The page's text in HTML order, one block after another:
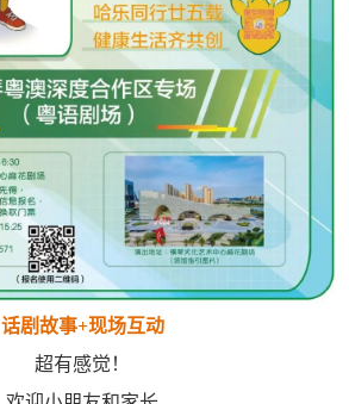
话剧故事+现场互动
超有感觉！